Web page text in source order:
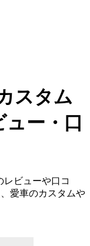
スタム
ー・口
レビューや口コ
愛車のカスタムや